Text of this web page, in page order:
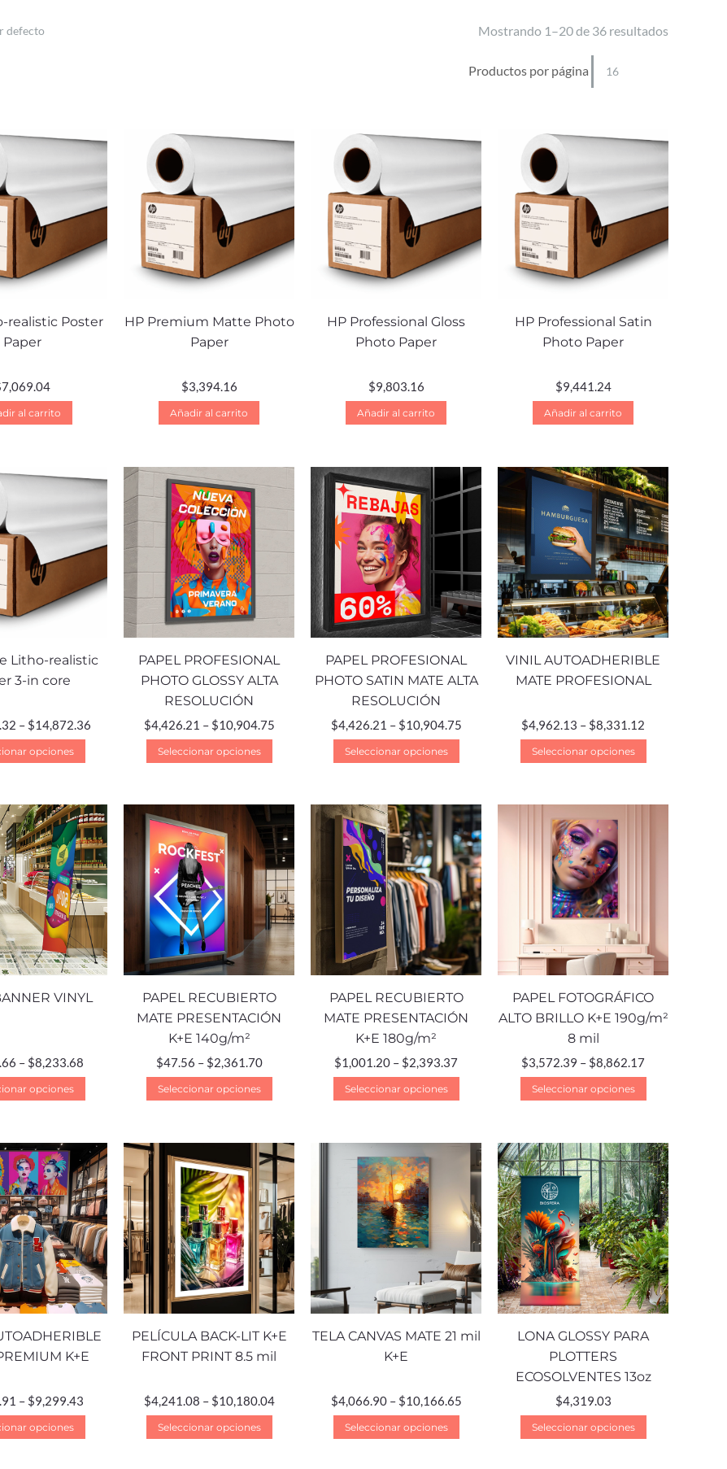
Mostrando 1–20 de 36 resultados
Productos por página
realistic Poster
Paper
7,069.04
al carrito
HP Premium Matte Photo
Paper
$3,394.16
Añadir al carrito
HP Professional Gloss
Photo Paper
$9,803.16
Añadir al carrito
HP Professional Satin
Photo Paper
$9,441.24
Añadir al carrito
Litho-realistic
3-in core
– $14,872.36
opciones
PAPEL PROFESIONAL
PHOTO GLOSSY ALTA
RESOLUCIÓN
$4,426.21 – $10,904.75
Seleccionar opciones
PAPEL PROFESIONAL
PHOTO SATIN MATE ALTA
RESOLUCIÓN
$4,426.21 – $10,904.75
Seleccionar opciones
VINIL AUTOADHERIBLE
MATE PROFESIONAL
$4,962.13 – $8,331.12
Seleccionar opciones
VINYL
– $8,233.68
opciones
PAPEL RECUBIERTO
MATE PRESENTACIÓN
K+E 140g/m²
$47.56 – $2,361.70
Seleccionar opciones
PAPEL RECUBIERTO
MATE PRESENTACIÓN
K+E 180g/m²
$1,001.20 – $2,393.37
Seleccionar opciones
PAPEL FOTOGRÁFICO
ALTO BRILLO K+E 190g/m²
8 mil
$3,572.39 – $8,862.17
Seleccionar opciones
K+E
– $9,299.43
opciones
PELÍCULA BACK-LIT K+E
FRONT PRINT 8.5 mil
$4,241.08 – $10,180.04
Seleccionar opciones
TELA CANVAS MATE 21 mil
K+E
$4,066.90– $10,166.65
Seleccionar opciones
LONA GLOSSY PARA
PLOTTERS
ECOSOLVENTES 13oz
$4,319.03
Seleccionar opciones